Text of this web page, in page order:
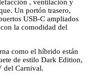
, ventilación y
Un portón trasero,
USB-C ampliados
la comodidad del
como el híbrido están
de estilo Dark Edition,
del Carnival.